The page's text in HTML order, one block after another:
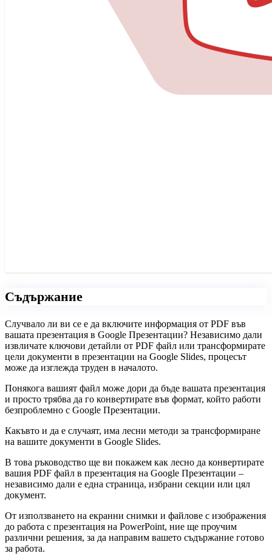
Съдържание
Случвало ли ви се е да включите информация от PDF във
вашата презентация в Google Презентации? Независимо дали
извличате ключови детайли от PDF файл или трансформирате
цели документи в презентации на Google Slides, процесът
може да изглежда труден в началото.
Понякога вашият файл може дори да бъде вашата презентация
и просто трябва да го конвертирате във формат, който работи
безпроблемно с Google Презентации.
Какъвто и да е случаят, има лесни методи за трансформиране
на вашите документи в Google Slides.
В това ръководство ще ви покажем как лесно да конвертирате
вашия PDF файл в презентация на Google Презентации –
независимо дали е една страница, избрани секции или цял
документ.
От използването на екранни снимки и файлове с изображения
до работа с презентация на PowerPoint, ние ще проучим
различни решения, за да направим вашето съдържание готово
за работа.